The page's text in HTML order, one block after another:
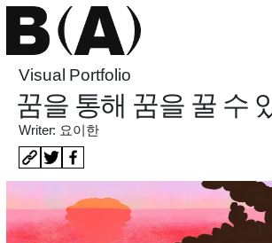
Visual Portfolio
꿈을 통해 꿈을 꿀 수
Writer: 요이한